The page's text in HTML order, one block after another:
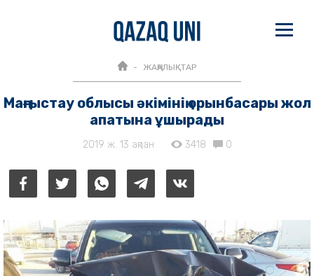
ЖАҢАЛЫҚТАР
Маңғыстау облысы әкімінің орынбасары жол
апатына ұшырады
2019 ж. 13 ақпан 3418 0